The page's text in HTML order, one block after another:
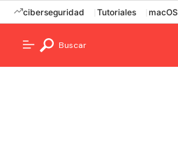
ciberseguridad Tutoriales macOS
Buscar